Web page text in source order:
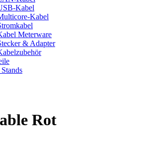
Kabel
Kabel
Meterware
& Adapter
Rot